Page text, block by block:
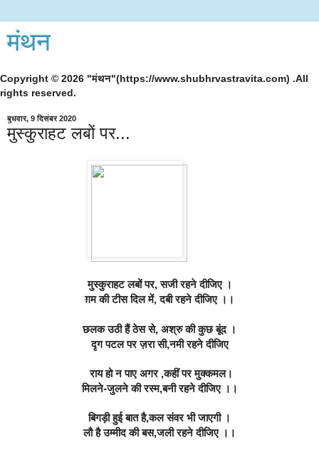
मंथन
Copyright © 2026 "मंथन"(https://www.shubhrvastravita.com) .All
rights reserved.
बुधवार, 9 दिसंबर 2020
मुस्कुराहट लबों पर...
मुस्कुराहट लबों पर, सजी रहने दीजिए ।
ग़म की टीस दिल में, दबी रहने दीजिए ।।
छलक उठी हैं ठेस से, अश्रु की कुछ बूंद ।
दृग पटल पर ज़रा सी,नमी रहने दीजिए
राय हो न पाए अगर ,कहीं पर मुक्कमल।
मिलने-जुलने की रस्म,बनी रहने दीजिए ।।
बिगड़ी हुई बात है,कल संवर भी जाएगी ।
लौ है उम्मीद की बस,जली रहने दीजिए ।।